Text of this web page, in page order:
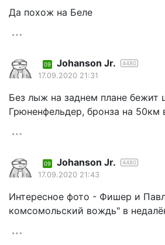
Да похож на Беле
09 Johanson Jr. 4480
17.09.2020 21:31
Без лыж на заднем плане бежит
Грюненфельдер, бронза на 50км
09 Johanson Jr. 4480
17.09.2020 21:43
Интересное фото - Фишер и
комсомольский вождь" в